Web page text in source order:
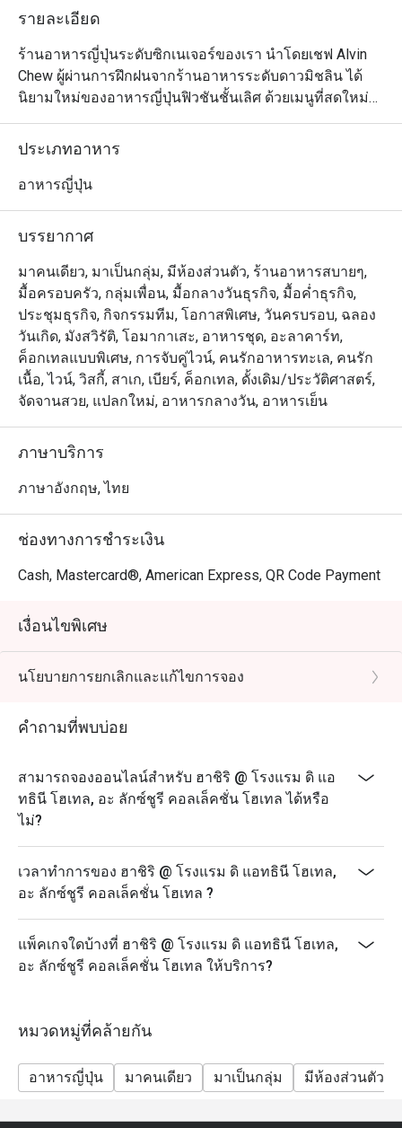
รายละเอียด
ร้านอาหารญี่ปุ่นระดับซิกเนเจอร์ของเรา นำโดยเชฟ Alvin
Chew ผู้ผ่านการฝึกฝนจากร้านอาหารระดับดาวมิชลิน ได้
นิยามใหม่ของอาหารญี่ปุ่นฟิวชันชั้นเลิศ ด้วยเมนูที่สดใหม่
และเปี่ยมด้วยรสชาติ สัมผัสความสร้างสรรค์ของเมนูที่ใช้ทั้ง
วัตถุดิบท้องถิ่นและจากทั่วโลก มีให้เลือกทั้งแบบอาลาคาร์ท
แบบเทโชกุ (Teishoku) เพลิดเพลินกับศิลปะการปรุงอาหาร
ประเภทอาหาร
อาหารญี่ปุ่น
บรรยากาศ
มาคนเดียว, มาเป็นกลุ่ม, มีห้องส่วนตัว, ร้านอาหารสบายๆ,
มื้อครอบครัว, กลุ่มเพื่อน, มื้อกลางวันธุรกิจ, มื้อค่ำธุรกิจ,
ประชุมธุรกิจ, กิจกรรมทีม, โอกาสพิเศษ, วันครบรอบ, ฉลอง
วันเกิด, มังสวิรัติ, โอมากาเสะ, อาหารชุด, อะลาคาร์ท,
ค็อกเทลแบบพิเศษ, การจับคู่ไวน์, คนรักอาหารทะเล, คนรัก
เนื้อ, ไวน์, วิสกี้, สาเก, เบียร์, ค็อกเทล, ดั้งเดิม/ประวัติศาสตร์,
จัดจานสวย, แปลกใหม่, อาหารกลางวัน, อาหารเย็น
ภาษาบริการ
ภาษาอังกฤษ, ไทย
ช่องทางการชำระเงิน
Cash, Mastercard®, American Express, QR Code Payment
เงื่อนไขพิเศษ
นโยบายการยกเลิกและแก้ไขการจอง
คำถามที่พบบ่อย
สามารถจองออนไลน์สำหรับ ฮาชิริ @ โรงแรม ดิ แอ
ทธินี โฮเทล, อะ ลักซ์ชูรี คอลเล็คชั่น โฮเทล ได้หรือ
ไม่?
เวลาทำการของ ฮาชิริ @ โรงแรม ดิ แอทธินี โฮเทล,
อะ ลักซ์ชูรี คอลเล็คชั่น โฮเทล ?
แพ็คเกจใดบ้างที่ ฮาชิริ @ โรงแรม ดิ แอทธินี โฮเทล,
อะ ลักซ์ชูรี คอลเล็คชั่น โฮเทล ให้บริการ?
หมวดหมู่ที่คล้ายกัน
อาหารญี่ปุ่น มาคนเดียว มาเป็นกลุ่ม มีห้องส่วนตัว